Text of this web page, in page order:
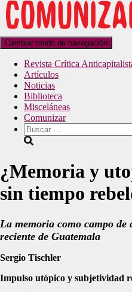
Cambiar modo de navegación
Revista Crítica
Artículos
Noticias
Biblioteca
Misceláneas
Comunizar
¿Memoria y
sin tiempo
La memoria como campo
reciente de Guatemala
Sergio Tischler
Impulso utópico y subjetividad